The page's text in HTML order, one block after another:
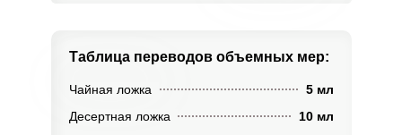
Таблица переводов объемных мер:
Чайная ложка
5 мл
Десертная ложка
10 мл